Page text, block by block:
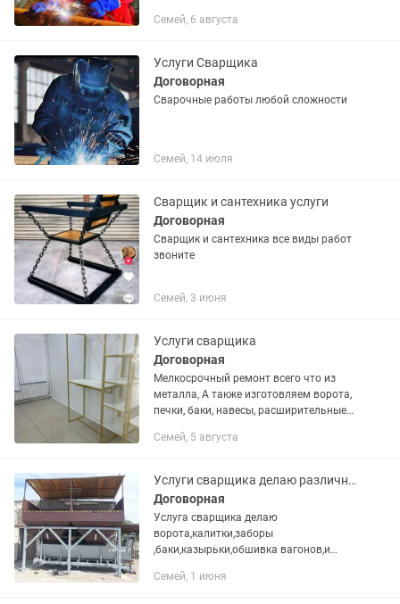
Семей, 6 августа
Услуги Сварщика
Договорная
Сварочные работы любой сложности
Семей, 14 июля
Сварщик и сантехника услуги
Договорная
Сварщик и сантехника все виды работ
звоните
Семей, 3 июня
Услуги сварщика
Договорная
Мелкосрочный ремонт всего что из
металла, А также изготовляем ворота,
печки, баки, навесы, расширительные
двери, заборы, и многое другое. Быстро
Семей, 5 августа
Услуги сварщика делаю различные работы по сварке ,ворота ,казырьки ,баки
Договорная
Услуга сварщика делаю
ворота,калитки,заборы
,баки,казырьки,обшивка вагонов,и
отопления.
Семей, 1 июня